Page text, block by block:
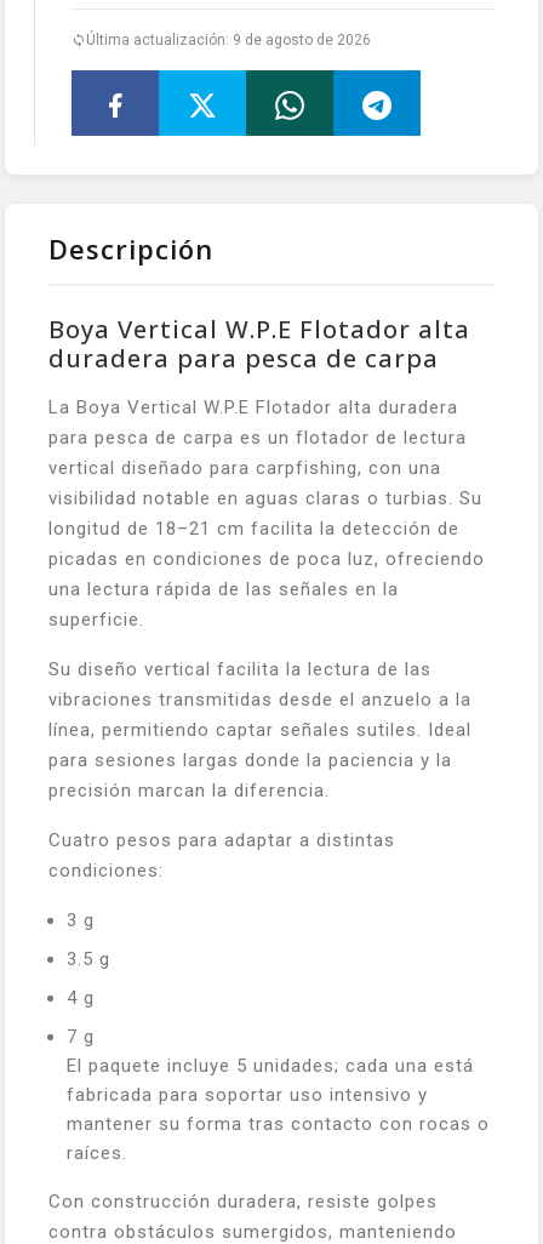
Última actualización: 9 de agosto de 2026
Descripción
Boya Vertical W.P.E Flotador alta
duradera para pesca de carpa
La Boya Vertical W.P.E Flotador alta duradera
para pesca de carpa es un flotador de lectura
vertical diseñado para carpfishing, con una
visibilidad notable en aguas claras o turbias. Su
longitud de 18–21 cm facilita la detección de
picadas en condiciones de poca luz, ofreciendo
una lectura rápida de las señales en la
superficie.
Su diseño vertical facilita la lectura de las
vibraciones transmitidas desde el anzuelo a la
línea, permitiendo captar señales sutiles. Ideal
para sesiones largas donde la paciencia y la
precisión marcan la diferencia.
Cuatro pesos para adaptar a distintas
condiciones:
3 g
3.5 g
4 g
7 g
El paquete incluye 5 unidades; cada una está
fabricada para soportar uso intensivo y
mantener su forma tras contacto con rocas o
raíces.
Con construcción duradera, resiste golpes
contra obstáculos sumergidos, manteniendo